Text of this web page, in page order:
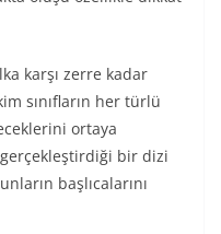
karşı zerre kadar
sınıfların her türlü
ortaya
bir dizi
başlıcalarını